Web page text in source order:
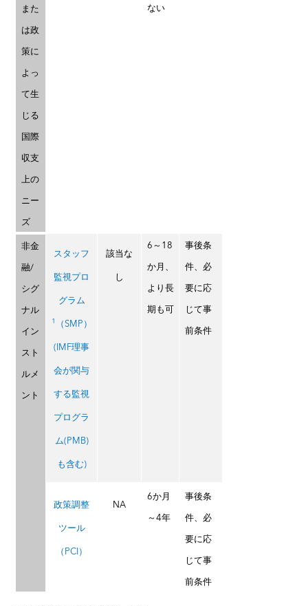
また
は政
策に
よっ
て生
じる
国際
収支
上の
ニー
ズ
ない
非金
融/
シグ
ナル
イン
スト
ルメ
ント
スタッフ
監視プロ
グラム
1 （SMP）
(IMF理事
会が関与
する監視
プログラ
ム(PMB)
も含む)
該当な
し
6～18
か月、
より長
期も可
事後条
件、必
要に応
じて事
前条件
政策調整
ツール
（PCI）
NA
6か月
～4年
事後条
件、必
要に応
じて事
前条件